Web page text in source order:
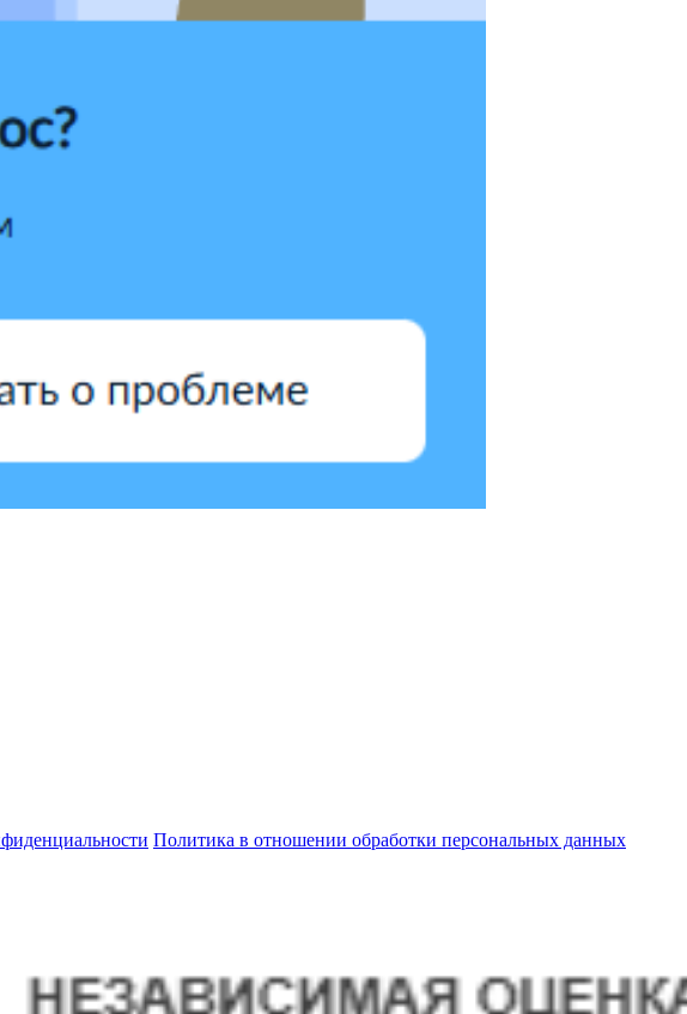
Политика в отношении обработки персональных данных